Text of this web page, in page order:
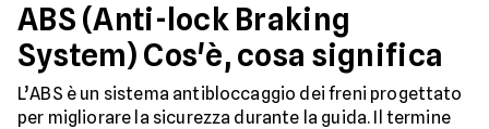
ABS (Anti-lock Braking
System) Cos'è, cosa significa
L’ABS è un sistema antibloccaggio dei freni progettato
per migliorare la sicurezza durante la guida. Il termine